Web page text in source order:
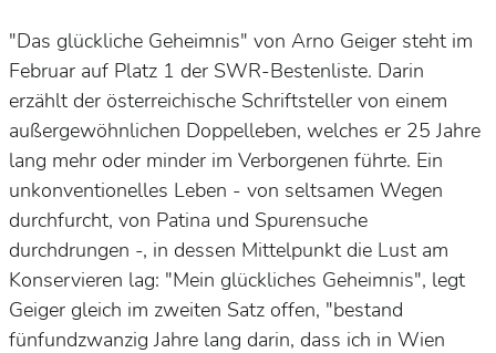
"Das glückliche Geheimnis" von Arno Geiger steht im
Februar auf Platz 1 der SWR-Bestenliste. Darin
erzählt der österreichische Schriftsteller von einem
außergewöhnlichen Doppelleben, welches er 25 Jahre
lang mehr oder minder im Verborgenen führte. Ein
unkonventionelles Leben - von seltsamen Wegen
durchfurcht, von Patina und Spurensuche
durchdrungen -, in dessen Mittelpunkt die Lust am
Konservieren lag: "Mein glückliches Geheimnis", legt
Geiger gleich im zweiten Satz offen, "bestand
fünfundzwanzig Jahre lang darin, dass ich in Wien